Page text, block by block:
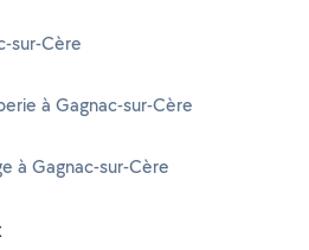
sur-Cère
à Gagnac-sur-Cère
à Gagnac-sur-Cère